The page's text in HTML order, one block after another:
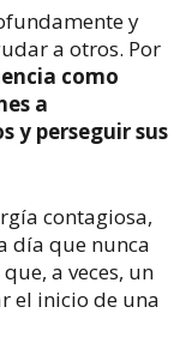
y
a otros. Por
como
a
y perseguir sus
contagiosa,
día que nunca
a veces, un
el inicio de una